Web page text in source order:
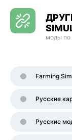
моды по
Farming
Русские
Русские